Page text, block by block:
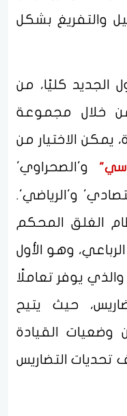
والتفريغ بشكل
الجديد كليًا، من
خلال مجموعة
يمكن الاختيار من
و'الصحراوي'
و'الرياضي'.
الغلق المحكم
وهو الأول
يوفر تعاملًا
حيث يتيح
وضعيات القيادة
تحديات التضاريس